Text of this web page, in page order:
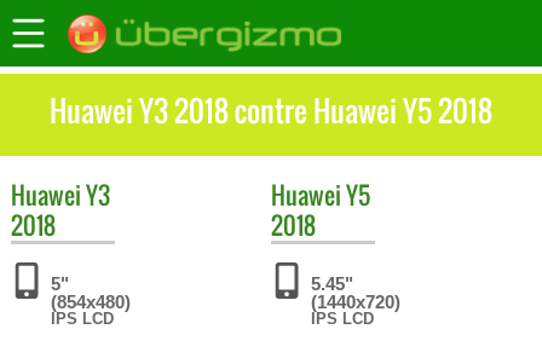
Huawei Y3 2018 contre Huawei Y5 2018
HuaweiY3
2018
5"
(854x480)
IPS LCD
HuaweiY5
2018
5.45"
(1440x720)
IPS LCD